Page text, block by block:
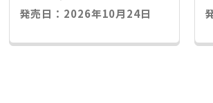
発売日：2026年10月24日